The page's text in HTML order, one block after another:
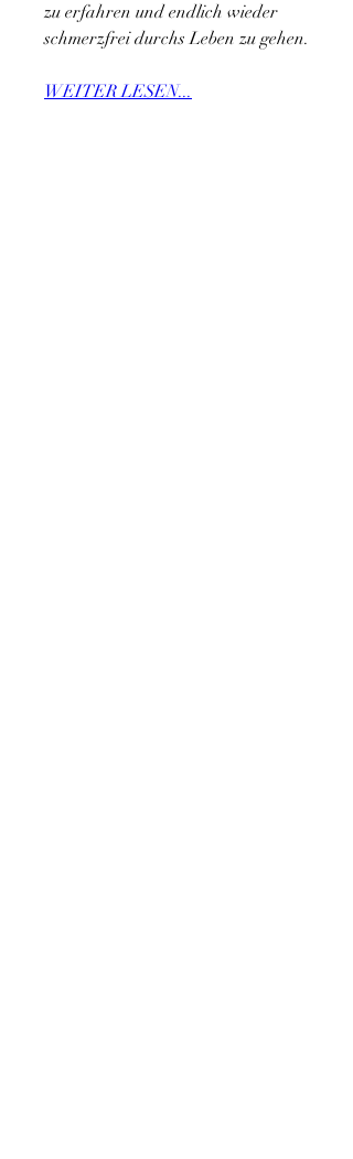
zu erfahren und endlich wieder
schmerzfrei durchs Leben zu gehen.
WEITER LESEN...